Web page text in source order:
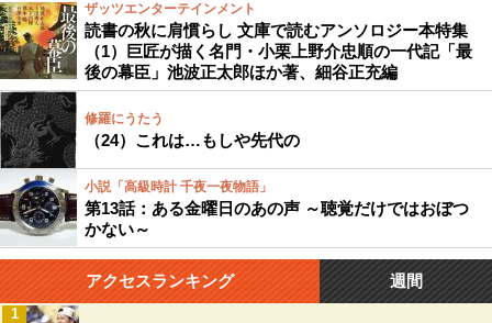
ザッツエンターテインメント
読書の秋に肩慣らし 文庫で読むアンソロジー本特集
（1）巨匠が描く名門・小栗上野介忠順の一代記「最
後の幕臣」池波正太郎ほか著、細谷正充編
修羅にうたう
（24）これは…もしや先代の
小説「高級時計 千夜一夜物語」
第13話：ある金曜日のあの声 ～聴覚だけではおぼつ
かない～
アクセスランキング 週間
1